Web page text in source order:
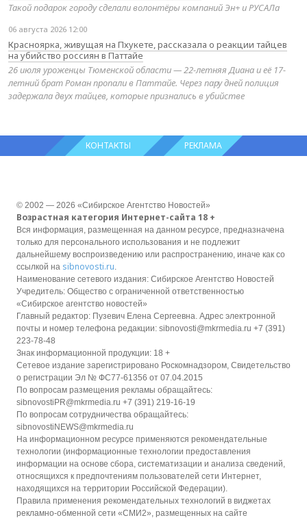
Такой подарок городу сделали волонтёры компаний Эн+ и РУСАЛа
06 августа 2026 12:00
Красноярка, живущая на Пхукете, рассказала о реакции тайцев
на убийство россиян в Паттайе
26 июля уроженцы Тюменской области — 22-летняя Диана и её 17-
летний брат Роман пропали в Паттайе. Через пару дней полиция
задержала двух тайцев, которые признались в убийстве
КОНТАКТЫ РЕКЛАМА
© 2002 — 2026 «Сибирское Агентство Новостей»
Возрастная категория Интернет-сайта 18 +
Вся информация, размещенная на данном ресурсе, предназначена
только для персонального использования и не подлежит
дальнейшему воспроизведению или распространению, иначе как со
ссылкой на sibnovosti.ru.
Наименование сетевого издания: Сибирское Агентство Новостей
Учредитель: Общество с ограниченной ответственностью
«Сибирское агентство новостей»
Главный редактор: Пузевич Елена Сергеевна. Адрес электронной
почты и номер телефона редакции: sibnovosti@mkrmedia.ru +7 (391)
223-78-48
Знак информационной продукции: 18 +
Сетевое издание зарегистрировано Роскомнадзором, Свидетельство
о регистрации Эл № ФС77-61356 от 07.04.2015
По вопросам размещения рекламы обращайтесь:
sibnovostiPR@mkrmedia.ru +7 (391) 219-16-19
По вопросам сотрудничества обращайтесь:
sibnovostiNEWS@mkrmedia.ru
На информационном ресурсе применяются рекомендательные
технологии (информационные технологии предоставления
информации на основе сбора, систематизации и анализа сведений,
относящихся к предпочтениям пользователей сети Интернет,
находящихся на территории Российской Федерации).
Правила применения рекомендательных технологий в виджетах
рекламно-обменной сети «СМИ2», размещенных на сайте